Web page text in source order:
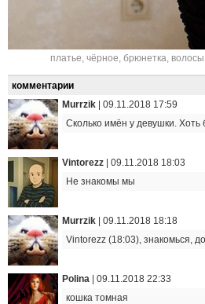
платье, чёрное, брюнетка, волосы
комментарии
Murrzik
09.11.2018 17:59
Сколько имён у девушки. Хоть
Vintorezz
09.11.2018 18:03
Не знакомы мы
Murrzik
09.11.2018 18:18
Vintorezz (18:03), знакомься,
Polina
09.11.2018 22:33
кошка томная